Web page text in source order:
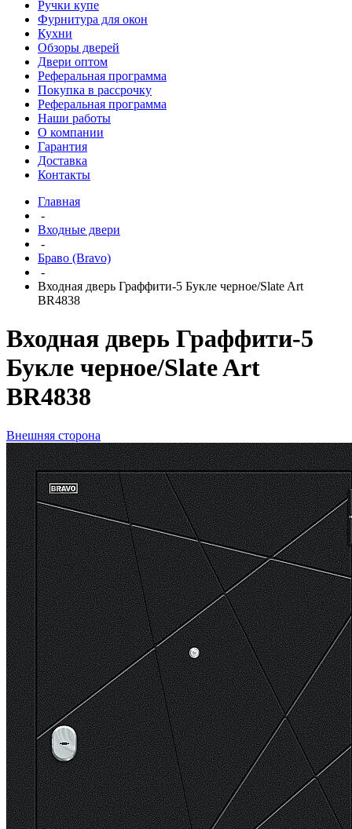
Ручки купе
Фурнитура для окон
Кухни
Обзоры дверей
Двери оптом
Реферальная программа
Покупка в рассрочку
Реферальная программа
Наши работы
О компании
Гарантия
Доставка
Контакты
Главная
-
Входные двери
-
Браво (Bravo)
-
Входная дверь Граффити-5 Букле черное/Slate Art
BR4838
Входная дверь Граффити-5
Букле черное/Slate Art
BR4838
Внешняя сторона